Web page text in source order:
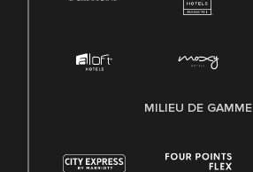
MILIEU DE GAMME